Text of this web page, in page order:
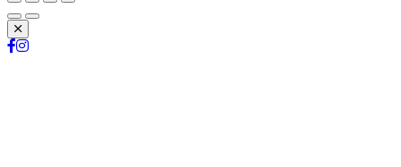
Schließen